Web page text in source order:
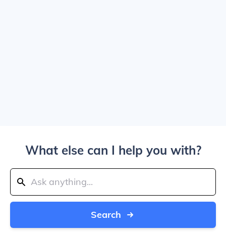
What else can I help you with?
Search